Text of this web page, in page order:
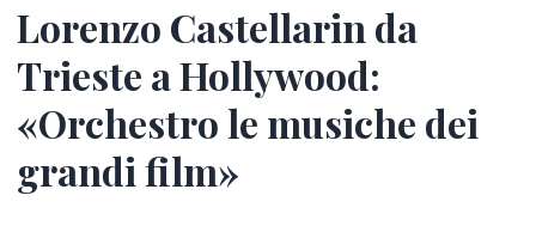
Lorenzo Castellarin da
Trieste a Hollywood:
«Orchestro le musiche dei
grandi film»